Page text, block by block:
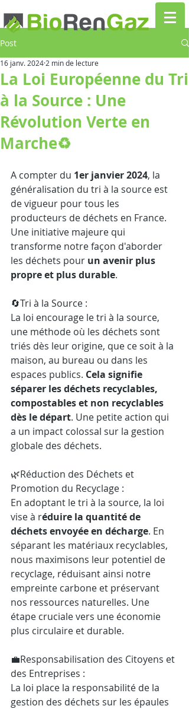
Post
La Loi Européenne du Tri
à la Source : Une
Révolution Verte en
Marche♻️
16 janv. 2024 2 min de lecture
A compter du 1er janvier 2024, la
généralisation du tri à la source est
de vigueur pour tous les
producteurs de déchets en France.
Une initiative majeure qui
transforme notre façon d'aborder
les déchets pour un avenir plus
propre et plus durable.
🔄Tri à la Source :
La loi encourage le tri à la source,
une méthode où les déchets sont
triés dès leur origine, que ce soit à la
maison, au bureau ou dans les
espaces publics. Cela signifie
séparer les déchets recyclables,
compostables et non recyclables
dès le départ. Une petite action qui
a un impact colossal sur la gestion
globale des déchets.
🌿Réduction des Déchets et
Promotion du Recyclage :
En adoptant le tri à la source, la loi
vise à réduire la quantité de
déchets envoyée en décharge. En
séparant les matériaux recyclables,
nous maximisons leur potentiel de
recyclage, réduisant ainsi notre
empreinte carbone et préservant
nos ressources naturelles. Une
étape cruciale vers une économie
plus circulaire et durable.
💼Responsabilisation des Citoyens et
des Entreprises :
La loi place la responsabilité de la
gestion des déchets sur les épaules